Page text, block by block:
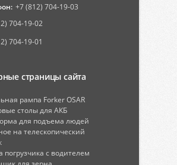
+7 (812) 704-19-03
704-19-02
704-19-01
страницы сайта
рампа Forker OSAR
столы для АКБ
для подъема людей
на телескопический
погрузчика с водителем